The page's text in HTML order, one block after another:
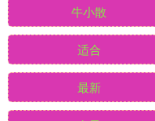
牛小散
适合
最新